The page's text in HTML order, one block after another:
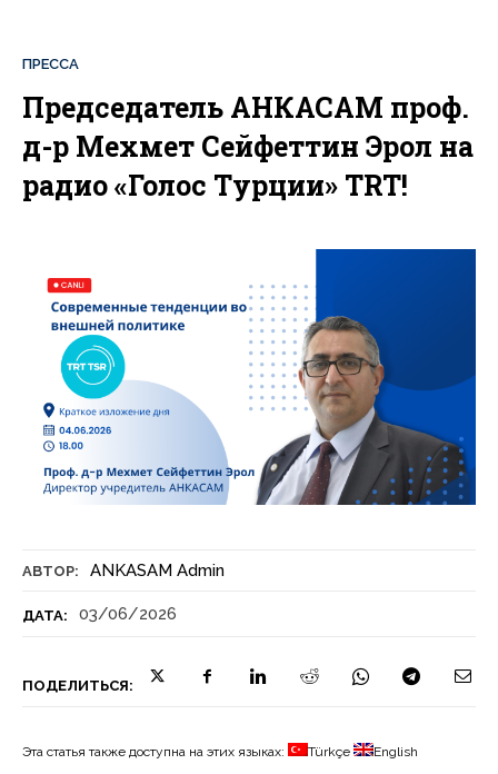
АВТОР: ANKASAM Admin
ДАТА: 03/06/2026
ПОДЕЛИТЬСЯ:
ПРЕССА
Председатель АНКАСАМ проф.
д-р Мехмет Сейфеттин Эрол на
радио «Голос Турции» TRT!
Эта статья также доступна на этих языках: Türkçe English